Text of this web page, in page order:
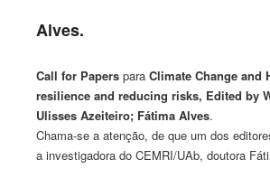
Alves.
Call for Papers paraClimate Change and
resilience and reducing risks, Edited by
Ulisses Azeiteiro; Fátima Alves.
Chama-se a atenção, de que um dos
a investigadora do CEMRI/UAb, doutora